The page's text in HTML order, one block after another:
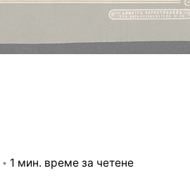
1 мин. време за четене